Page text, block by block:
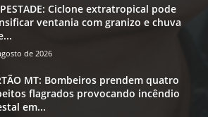
Ciclone extratropical pode
ventania com granizo e chuva
de 2026
MT: Bombeiros prendem quatro
flagrados provocando incêndio
em...